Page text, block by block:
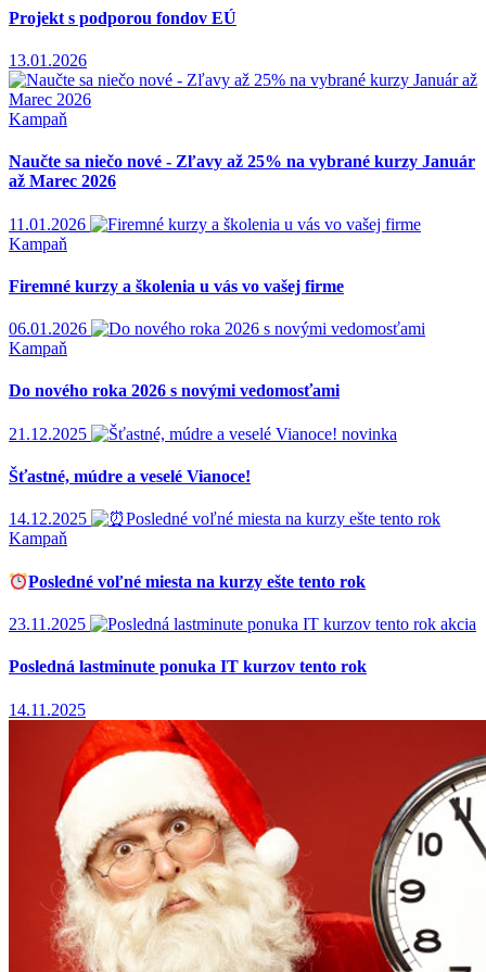
Projekt s podporou fondov EÚ
13.01.2026
Kampaň
Naučte sa niečo nové - Zľavy až 25% na vybrané kurzy Január
až Marec 2026
11.01.2026
Kampaň
Firemné kurzy a školenia u vás vo vašej firme
06.01.2026
Kampaň
Do nového roka 2026 s novými vedomosťami
21.12.2025 novinka
Šťastné, múdre a veselé Vianoce!
14.12.2025
Kampaň
Posledné voľné miesta na kurzy ešte tento rok
23.11.2025 akcia
Posledná lastminute ponuka IT kurzov tento rok
14.11.2025